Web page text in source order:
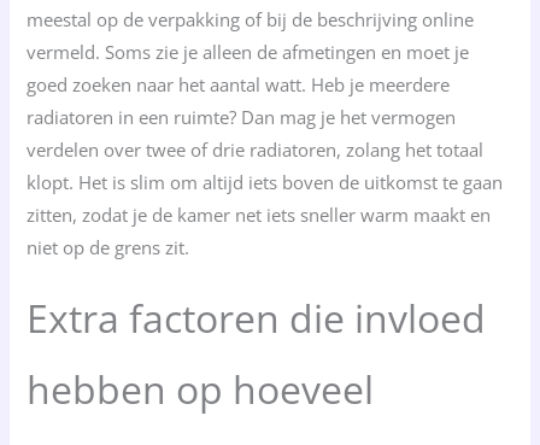
meestal op de verpakking of bij de beschrijving online
vermeld. Soms zie je alleen de afmetingen en moet je
goed zoeken naar het aantal watt. Heb je meerdere
radiatoren in een ruimte? Dan mag je het vermogen
verdelen over twee of drie radiatoren, zolang het totaal
klopt. Het is slim om altijd iets boven de uitkomst te gaan
zitten, zodat je de kamer net iets sneller warm maakt en
niet op de grens zit.
Extra factoren die invloed
hebben op hoeveel